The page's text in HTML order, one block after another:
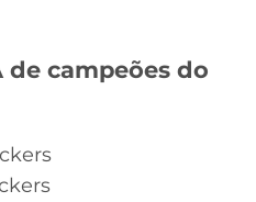
de campeões do